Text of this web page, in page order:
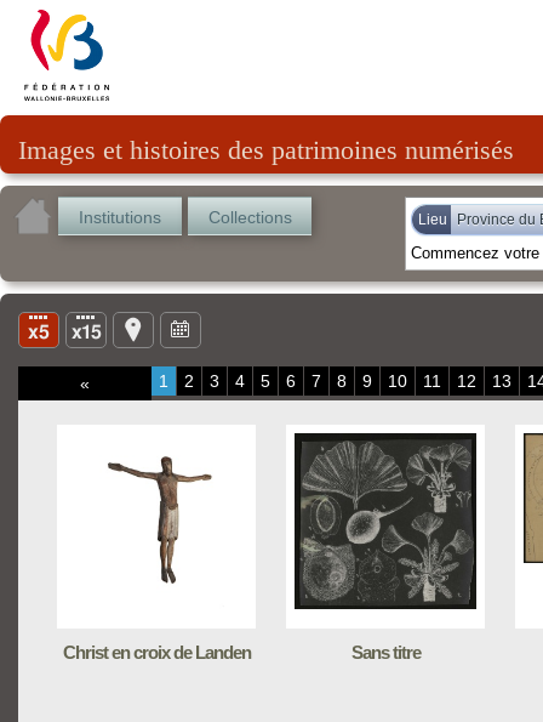
Images et histoires des patrimoines numérisés
Institutions Collections Lieu Province du
« 1 2 3 4 5 6 7 8 9 10 11 12 13
Christ en croix de Landen Sans titre